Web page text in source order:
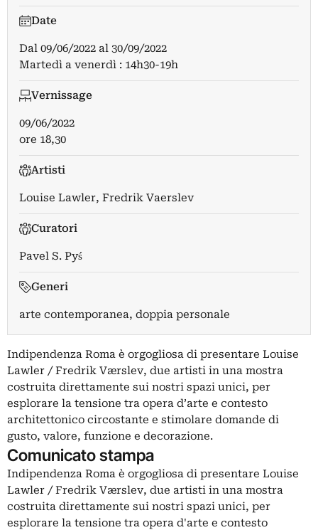
Date
Dal 09/06/2022 al 30/09/2022
Martedì a venerdì : 14h30-19h
Vernissage
09/06/2022
ore 18,30
Artisti
Louise Lawler, Fredrik Vaerslev
Curatori
Pavel S. Pyś
Generi
arte contemporanea, doppia personale
Indipendenza Roma è orgogliosa di presentare Louise
Lawler / Fredrik Værslev, due artisti in una mostra
costruita direttamente sui nostri spazi unici, per
esplorare la tensione tra opera d’arte e contesto
architettonico circostante e stimolare domande di
gusto, valore, funzione e decorazione.
Comunicato stampa
Indipendenza Roma è orgogliosa di presentare Louise
Lawler / Fredrik Værslev, due artisti in una mostra
costruita direttamente sui nostri spazi unici, per
esplorare la tensione tra opera d'arte e contesto